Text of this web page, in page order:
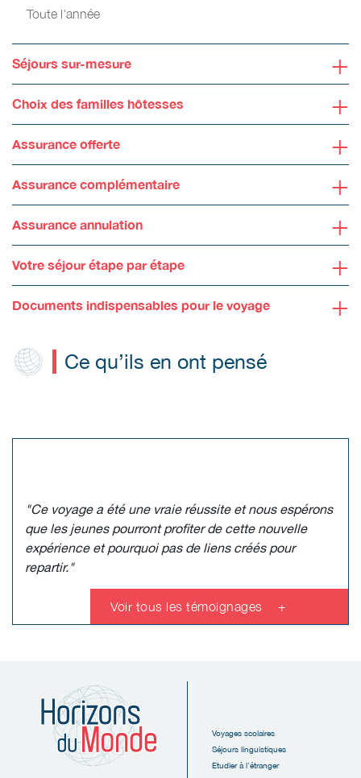
Toute l'année
Séjours sur-mesure +
Choix des familles hôtesses +
Assurance offerte +
Assurance complémentaire +
Assurance annulation +
Votre séjour étape par étape +
Documents indispensables pour le voyage +
Ce qu’ils en ont pensé
"Ce voyage a été une vraie réussite et nous espérons
que les jeunes pourront profiter de cette nouvelle
expérience et pourquoi pas de liens créés pour
repartir."
Voir tous les témoignages +
Voyages scolaires
Séjours linguistiques
Etudier à l'étranger